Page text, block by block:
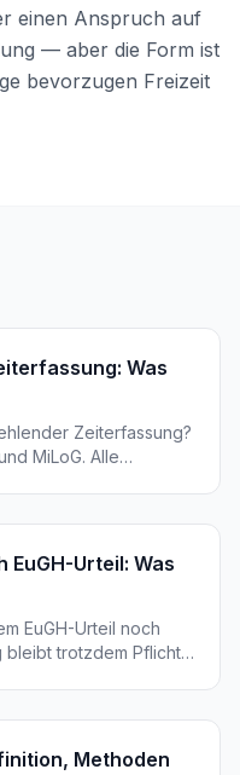
einen Anspruch auf
— aber die Form ist
bevorzugen Freizeit
Was
Zeiterfassung?
MiLoG. Alle
Urteil: Was
EuGH-Urteil noch
trotzdem Pflicht.
Methoden